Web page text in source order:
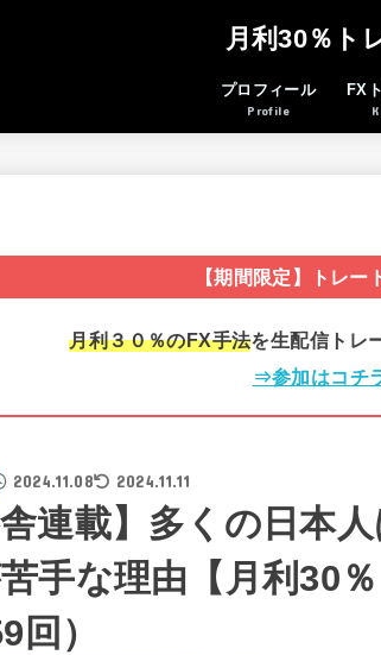
月利30％ト
プロフィール
Profile
FX
【期間限定】トレー
月利３０％のFX手法を生配信トレ
⇒参加はコチ
2024.11.08 2024.11.11
舎連載】多くの日本
手な理由【月利30
回）